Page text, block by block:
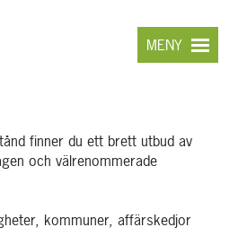
MENY
finner du ett brett utbud av
och välrenommerade
kommuner, affärskedjor